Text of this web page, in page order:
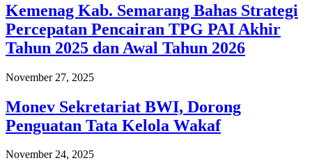
Kemenag Kab. Semarang Bahas Strategi
Percepatan Pencairan TPG PAI Akhir
Tahun 2025 dan Awal Tahun 2026
November 27, 2025
Monev Sekretariat BWI, Dorong
Penguatan Tata Kelola Wakaf
November 24, 2025